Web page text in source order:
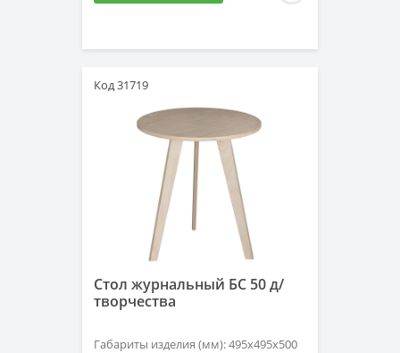
Код 31719
Стол журнальный БС 50 д/
творчества
Габариты изделия (мм): 495х495х500